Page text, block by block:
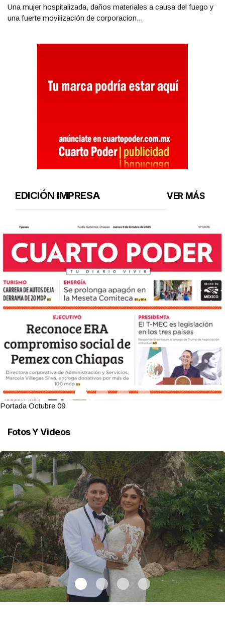
Una mujer hospitalizada, daños materiales a causa del fuego y
una fuerte movilización de corporacion...
EDICIÓN IMPRESA VER MÁS
Portada Octubre 09
Fotos Y Videos